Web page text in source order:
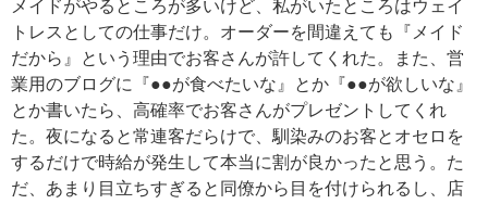
メイドがやるところが多いけど、私がいたところはウェイ
トレスとしての仕事だけ。オーダーを間違えても『メイド
だから』という理由でお客さんが許してくれた。また、営
業用のブログに『●●が食べたいな』とか『●●が欲しいな』
とか書いたら、高確率でお客さんがプレゼントしてくれ
た。夜になると常連客だらけで、馴染みのお客とオセロを
するだけで時給が発生して本当に割が良かったと思う。た
だ、あまり目立ちすぎると同僚から目を付けられるし、店